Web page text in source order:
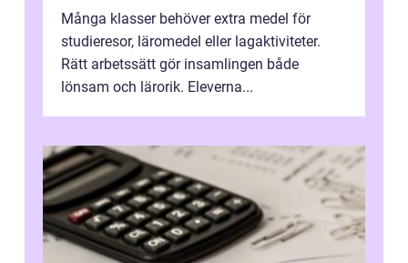
Många klasser behöver extra medel för
studieresor, läromedel eller lagaktiviteter.
Rätt arbetssätt gör insamlingen både
lönsam och lärorik. Eleverna...